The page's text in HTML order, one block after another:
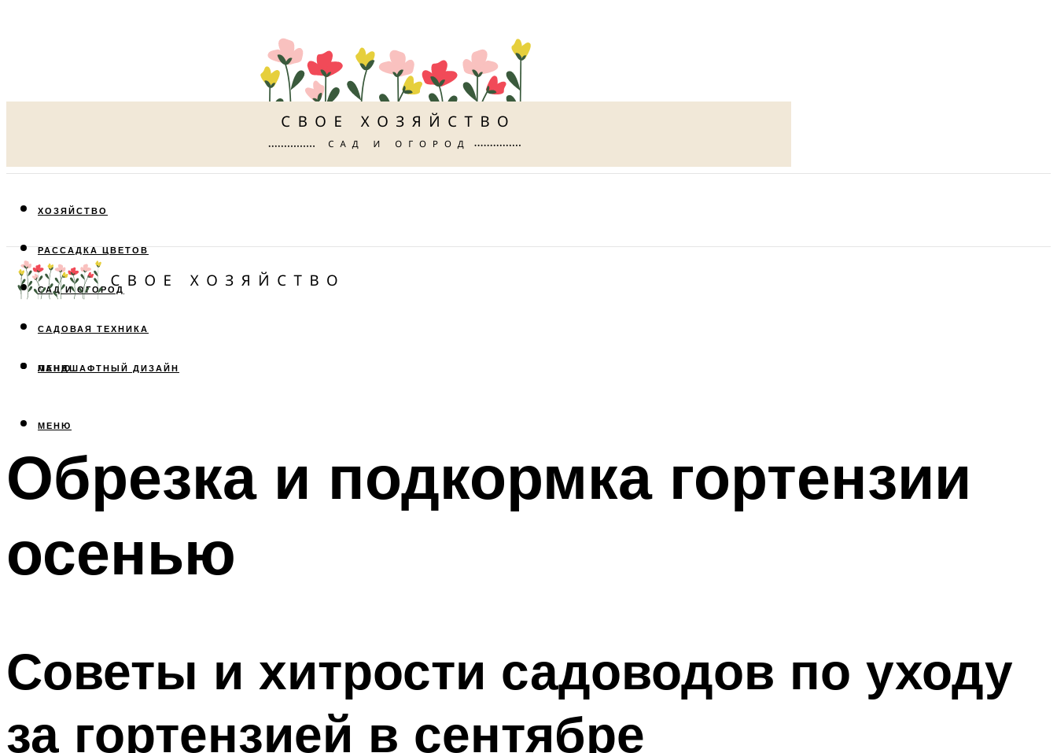
ХОЗЯЙСТВО
РАССАДКА ЦВЕТОВ
САД И ОГОРОД
САДОВАЯ ТЕХНИКА
ЛАНДШАФТНЫЙ ДИЗАЙН
МЕНЮ
МЕНЮ
Обрезка и подкормка гортензии
осенью
Советы и хитрости садоводов по уходу
за гортензией в сентябре